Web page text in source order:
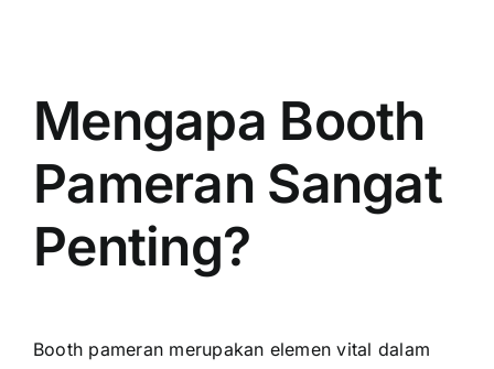
Mengapa Booth
Pameran Sangat
Penting?
Booth pameran merupakan elemen vital dalam